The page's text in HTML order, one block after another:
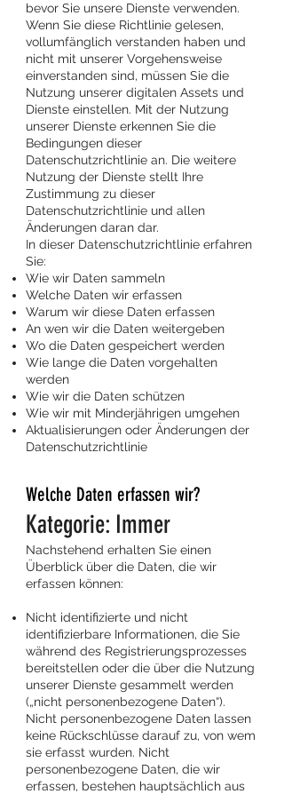
bevor Sie unsere Dienste verwenden.
Wenn Sie diese Richtlinie gelesen,
vollumfänglich verstanden haben und
nicht mit unserer Vorgehensweise
einverstanden sind, müssen Sie die
Nutzung unserer digitalen Assets und
Dienste einstellen. Mit der Nutzung
unserer Dienste erkennen Sie die
Bedingungen dieser
Datenschutzrichtlinie an. Die weitere
Nutzung der Dienste stellt Ihre
Zustimmung zu dieser
Datenschutzrichtlinie und allen
Änderungen daran dar.
In dieser Datenschutzrichtlinie erfahren
Sie:
Wie wir Daten sammeln
Welche Daten wir erfassen
Warum wir diese Daten erfassen
An wen wir die Daten weitergeben
Wo die Daten gespeichert werden
Wie lange die Daten vorgehalten
werden
Wie wir die Daten schützen
Wie wir mit Minderjährigen umgehen
Aktualisierungen oder Änderungen der
Datenschutzrichtlinie
Welche Daten erfassen wir?
Kategorie: Immer
Nachstehend erhalten Sie einen
Überblick über die Daten, die wir
erfassen können:
Nicht identifizierte und nicht
identifizierbare Informationen, die Sie
während des Registrierungsprozesses
bereitstellen oder die über die Nutzung
unserer Dienste gesammelt werden
(„nicht personenbezogene Daten“).
Nicht personenbezogene Daten lassen
keine Rückschlüsse darauf zu, von wem
sie erfasst wurden. Nicht
personenbezogene Daten, die wir
erfassen, bestehen hauptsächlich aus